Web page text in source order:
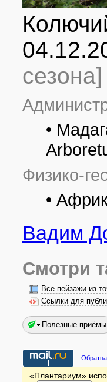
сезона]
•
Физико-
•
Вадим
Смотри
Все пейзажи из
Ссылки для
Полезные приёмы
«Плантариум»